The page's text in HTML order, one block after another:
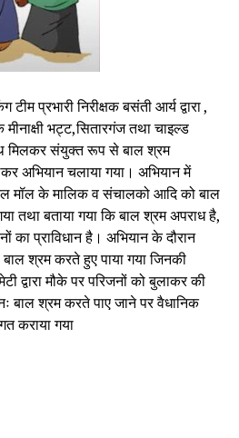
प्रभारी निरीक्षक बसंती आर्य द्वारा ,
मीनाक्षी भट्ट,सितारगंज तथा चाइल्ड
मिलकर संयुक्त रूप से बाल श्रम
अभियान चलाया गया। अभियान में
मॉल के मालिक व संचालको आदि को बाल
तथा बताया गया कि बाल श्रम अपराध है,
का प्राविधान है। अभियान के दौरान
श्रम करते हुए पाया गया जिनकी
द्वारा मौके पर परिजनों को बुलाकर की
बाल श्रम करते पाए जाने पर वैधानिक
कराया गया